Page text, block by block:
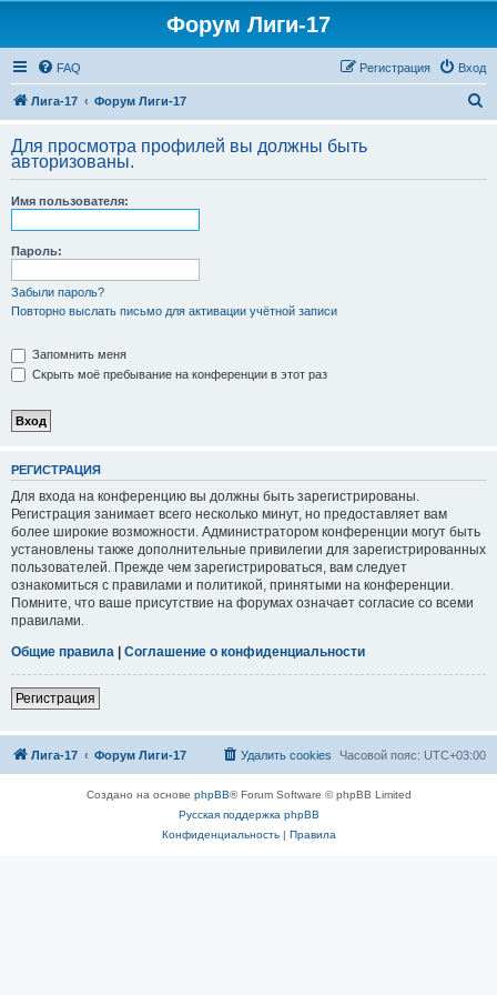
Форум Лиги-17
FAQ Вход
Регистрация
Лига-17 Форум Лиги-17
с
Для просмотра профилей вы должны быть
авторизованы.
Имя пользователя:
Пароль:
Забыли пароль?
Повторно выслать письмо для активации учётной записи
Запомнить меня
Скрыть моё пребывание на конференции в этот раз
РЕГИСТРАЦИЯ
Для входа на конференцию вы должны быть зарегистрированы.
Регистрация занимает всего несколько минут, но предоставляет вам
более широкие возможности. Администратором конференции могут быть
установлены также дополнительные привилегии для зарегистрированных
пользователей. Прежде чем зарегистрироваться, вам следует
ознакомиться с правилами и политикой, принятыми на конференции.
Помните, что ваше присутствие на форумах означает согласие со всеми
правилами.
Общие правила | Соглашение о конфиденциальности
Регистрация
Лига-17 Форум Лиги-17 Часовой пояс: UTC+03:00
Удалить cookies
Создано на основе phpBB® Forum Software © phpBB Limited
Русская поддержка phpBB
Конфиденциальность| Правила